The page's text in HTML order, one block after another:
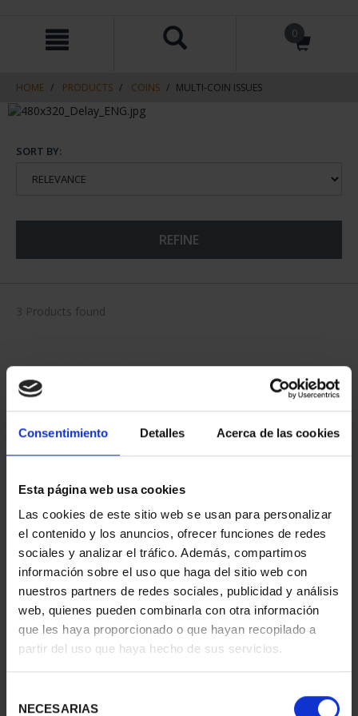
Consentimiento Detalles Acerca de las cookies
Esta página web usa cookies
Las cookies de este sitio web se usan para personalizar
el contenido y los anuncios, ofrecer funciones de redes
sociales y analizar el tráfico. Además, compartimos
información sobre el uso que haga del sitio web con
nuestros partners de redes sociales, publicidad y análisis
web, quienes pueden combinarla con otra información
que les haya proporcionado o que hayan recopilado a
partir del uso que haya hecho de sus servicios.
NECESARIAS
navigation
0
HOME PRODUCTS COINS MULTI-COIN ISSUES
SORT BY:
REFINE
3 Products found
275 ANNIVERSARY OF
GOYA (2021) FULL SET
€5,349.00
275 ANNIVERSARY OF
GOYA (2021) SILVER SE...
€1,069.00